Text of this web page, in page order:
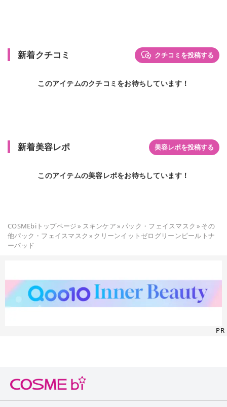
新着クチコミ クチコミを投稿する
このアイテムのクチコミをお待ちしています！
新着美容レポ 美容レポを投稿する
このアイテムの美容レポをお待ちしています！
COSMEbiトップページ» スキンケア»パック・フェイスマスク » その
他パック・フェイスマスク » クリーンイットゼログリーンピールトナ
ーパッド
PR